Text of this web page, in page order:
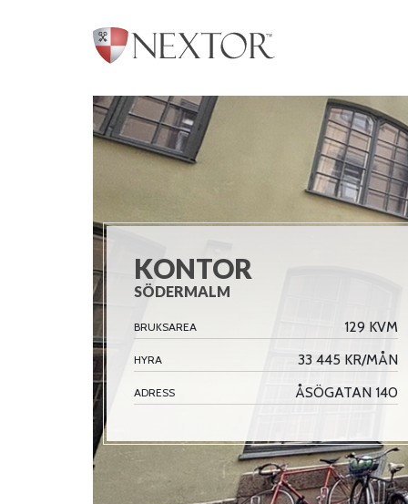
KONTOR
SÖDERMALM
BRUKSAREA 129 KVM
HYRA 33 445 KR/MÅN
ADRESS ÅSÖGATAN 140